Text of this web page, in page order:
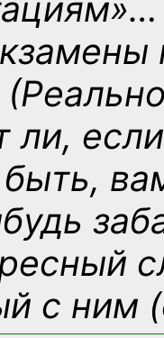
…
ли,
с ним